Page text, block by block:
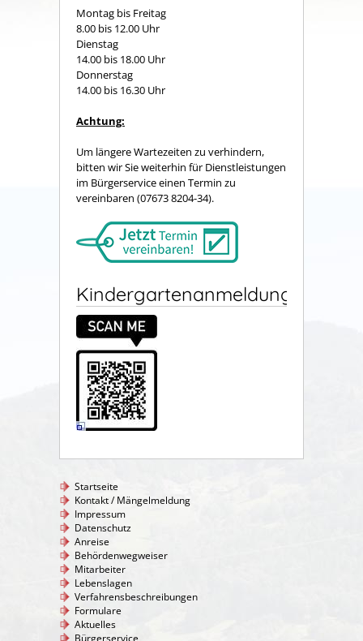
Montag bis Freitag
8.00 bis 12.00 Uhr
Dienstag
14.00 bis 18.00 Uhr
Donnerstag
14.00 bis 16.30 Uhr
Achtung:
Um längere Wartezeiten zu verhindern,
bitten wir Sie weiterhin für Dienstleistungen
im Bürgerservice einen Termin zu
vereinbaren (07673 8204-34).
Kindergartenanmeldung
Startseite
Kontakt / Mängelmeldung
Impressum
Datenschutz
Anreise
Behördenwegweiser
Mitarbeiter
Lebenslagen
Verfahrensbeschreibungen
Formulare
Aktuelles